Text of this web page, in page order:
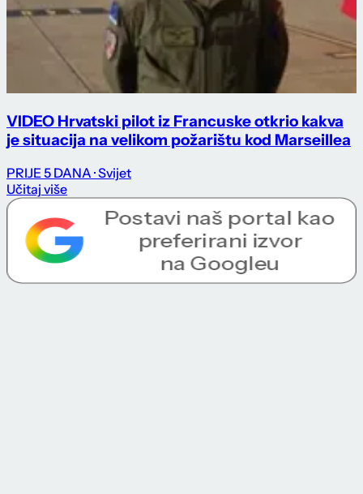
VIDEO Hrvatski pilot iz Francuske otkrio kakva
je situacija na velikom požarištu kod Marseillea
PRIJE 5 DANA · Svijet
Učitaj više